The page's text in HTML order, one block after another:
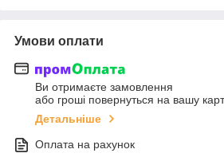
Умови оплати
Ви отримаєте замовлення
або гроші повернуться на вашу
Детальніше
Оплата на рахунок